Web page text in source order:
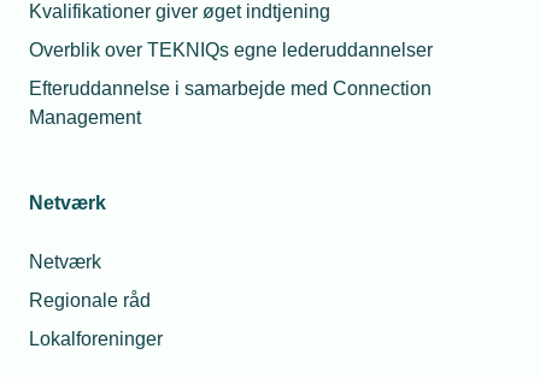
Kvalifikationer giver øget indtjening
Overblik over TEKNIQs egne lederuddannelser
Efteruddannelse i samarbejde med Connection
Management
Netværk
Netværk
Regionale råd
Lokalforeninger